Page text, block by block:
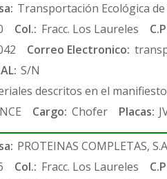
Transportación Ecológica de
Col.: Fracc. Los Laureles
Correo Electronico:
S/N
descritos en el
Cargo: Chofer Placas:
PROTEINAS COMPLETAS,
Col.: Fracc. Los Laureles